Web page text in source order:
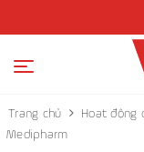
Trang chủ Hoạt động
Medipharm